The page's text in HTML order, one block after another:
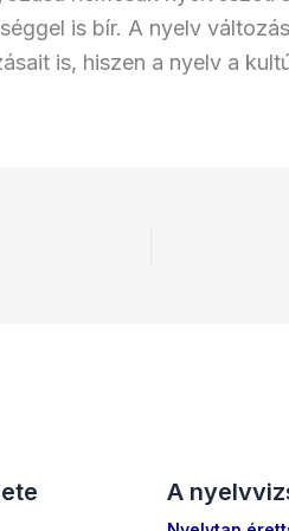
is bír. A nyelv
is, hiszen a nyelv a
A